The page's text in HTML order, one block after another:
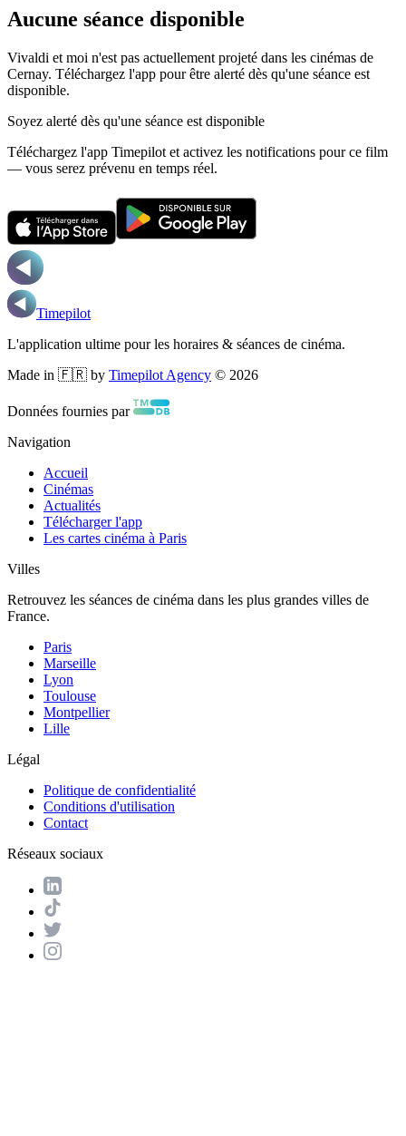
Aucune séance disponible
Vivaldi et moi n'est pas actuellement projeté dans les cinémas de
Cernay. Téléchargez l'app pour être alerté dès qu'une séance est
disponible.
Soyez alerté dès qu'une séance est disponible
Téléchargez l'app Timepilot et activez les notifications pour ce film
— vous serez prévenu en temps réel.
Timepilot
L'application ultime pour les horaires & séances de cinéma.
Made in 🇫🇷 by Timepilot Agency © 2026
Données fournies par
Navigation
Accueil
Cinémas
Actualités
Télécharger l'app
Les cartes cinéma à Paris
Villes
Retrouvez les séances de cinéma dans les plus grandes villes de
France.
Paris
Marseille
Lyon
Toulouse
Montpellier
Lille
Légal
Politique de confidentialité
Conditions d'utilisation
Contact
Réseaux sociaux